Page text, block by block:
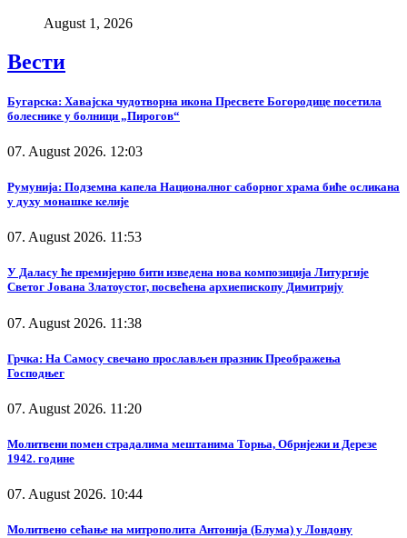
August 1, 2026
Вести
Бугарска: Хавајска чудотворна икона Пресвете Богородице посетила
болеснике у болници „Пирогов“
07. August 2026. 12:03
Румунија: Подземна капела Националног саборног храма биће осликана
у духу монашке келије
07. August 2026. 11:53
У Даласу ће премијерно бити изведена нова композиција Литургије
Светог Јована Златоустог, посвећена архиепископу Димитрију
07. August 2026. 11:38
Грчка: На Самосу свечано прослављен празник Преображења
Господњег
07. August 2026. 11:20
Молитвени помен страдалима мештанима Торња, Обријежи и Дерезе
1942. године
07. August 2026. 10:44
Молитвено сећање на митрополита Антонија (Блума) у Лондону